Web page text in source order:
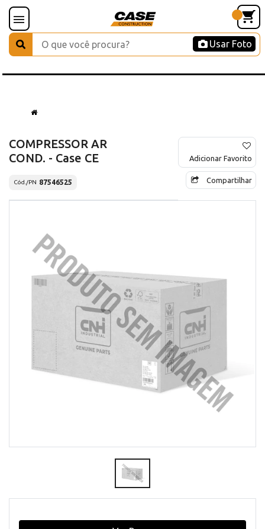
Usar Foto
COMPRESSOR AR
COND. - Case CE
Cód./PN 87546525
Adicionar Favorito
Compartilhar